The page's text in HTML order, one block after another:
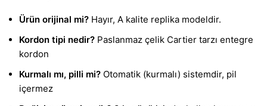
Ürün orijinal mi? Hayır, A kalite replika modeldir.
Kordon tipi nedir? Paslanmaz çelik Cartier tarzı entegre
kordon
Kurmalı mı, pilli mi? Otomatik (kurmalı) sistemdir, pil
içermez